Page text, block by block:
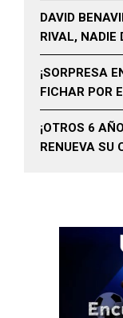
DAVID
RIVAL, NADIE
¡SORPRESA
FICHAR POR
¡OTROS 6
RENUEVA SU